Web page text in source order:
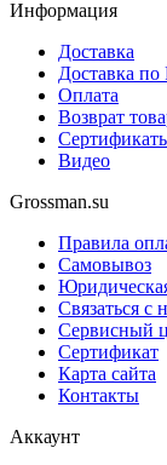
Информация
Доставка
Доставка по
Оплата
Возврат
Видео
Grossman.su
Правила
Самовывоз
Связаться с
Сервисный
Сертификат
Карта сайта
Контакты
Аккаунт